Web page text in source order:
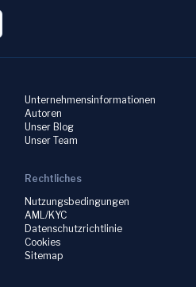
Unternehmensinformationen
Autoren
Unser Blog
Unser Team
Rechtliches
Nutzungsbedingungen
AML/KYC
Datenschutzrichtlinie
Cookies
Sitemap